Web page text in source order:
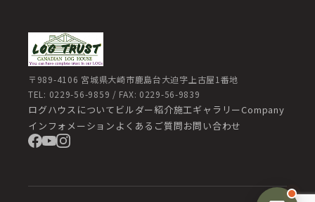
〒989-4106 宮城県大崎市鹿島台大迫字上古屋1番地
TEL: 0229-56-9859 / FAX: 0229-56-9839
ログハウスについて ビルダー紹介施工ギャラリーCompany
インフォメーション よくあるご質問お問い合わせ